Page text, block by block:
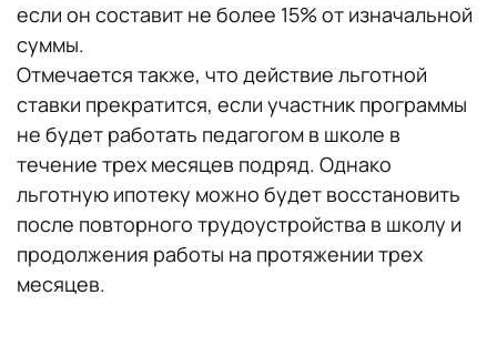
если он составит не более 15% от изначальной
суммы.
Отмечается также, что действие льготной
ставки прекратится, если участник программы
не будет работать педагогом в школе в
течение трех месяцев подряд. Однако
льготную ипотеку можно будет восстановить
после повторного трудоустройства в школу и
продолжения работы на протяжении трех
месяцев.